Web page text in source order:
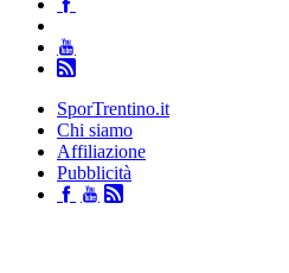
SporTrentino.it
Chi siamo
Affiliazione
Pubblicità